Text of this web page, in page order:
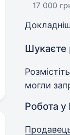
17 000
Шукаєте
могли
Робота у